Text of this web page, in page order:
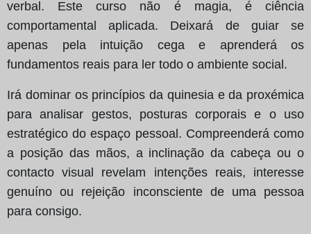
verbal. Este curso não é magia, é ciência
comportamental aplicada. Deixará de guiar se
apenas pela intuição cega e aprenderá os
fundamentos reais para ler todo o ambiente social.
Irá dominar os princípios da quinesia e da proxémica
para analisar gestos, posturas corporais e o uso
estratégico do espaço pessoal. Compreenderá como
a posição das mãos, a inclinação da cabeça ou o
contacto visual revelam intenções reais, interesse
genuíno ou rejeição inconsciente de uma pessoa
para consigo.